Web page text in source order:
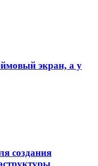
экран, а у
создания